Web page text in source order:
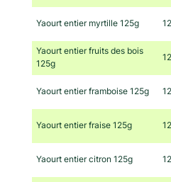
Yaourt entier myrtille 125g
Yaourt entier fruits des bois
125g
Yaourt entier framboise 125g
Yaourt entier fraise 125g
Yaourt entier citron 125g